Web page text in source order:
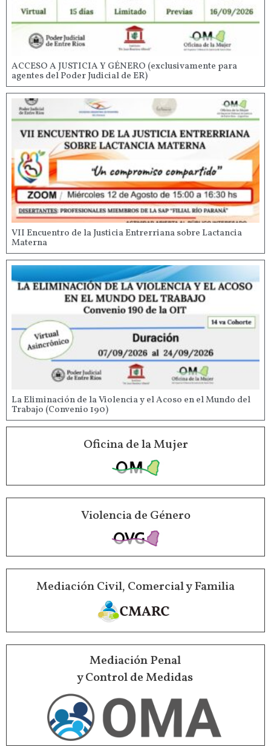
ACCESO A JUSTICIA Y GÉNERO (exclusivamente para
agentes del Poder Judicial de ER)
VII Encuentro de la Justicia Entrerriana sobre Lactancia
Materna
La Eliminación de la Violencia y el Acoso en el Mundo del
Trabajo (Convenio 190)
Oficina de la Mujer
Violencia de Género
Mediación Civil, Comercial y Familia
Mediación Penal
y Control de Medidas